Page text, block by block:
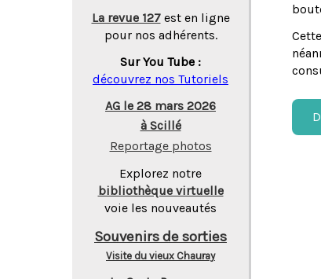
La revue 127 est en ligne
pour nos adhérents.
Sur You Tube :
découvrez nos Tutoriels
AG le 28 mars 2026
à Scillé
Reportage photos
Explorez notre
bibliothèque virtuelle
voie les nouveautés
Souvenirs de sorties
Visite du vieux Chauray